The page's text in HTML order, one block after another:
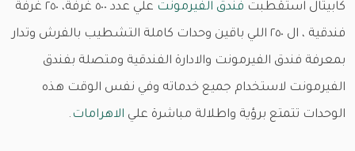
كابيتال استقطبت فندق الفيرمونت
علي عدد ٥٠٠ غرفة، ٢٥٠ غرفة
فندقية ، ال ٢٥٠ اللي باقين وحدات كاملة التشطيب بالفرش وتدار
بمعرفة فندق الفيرمونت والادارة الفندقية ومتصلة بفندق
الفيرمونت لاستخدام جميع خدماته وفي نفس الوقت هذه
الوحدات تتمتع برؤية واطلالة مباشرة علي الاهرامات.